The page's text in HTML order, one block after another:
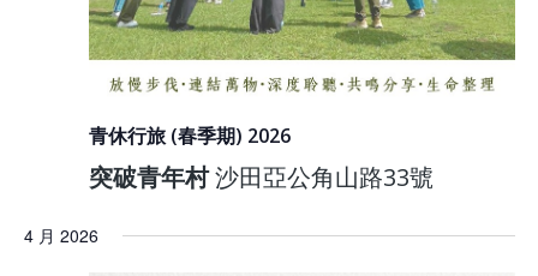
青休行旅 (春季期) 2026
突破青年村沙田亞公角山路33號
4 月 2026